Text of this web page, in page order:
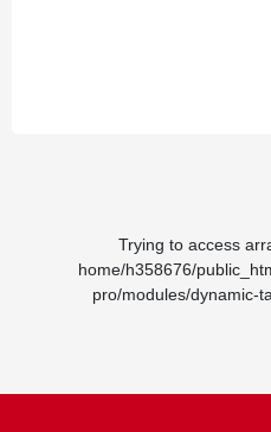
/home/h358676/
pro/modules/